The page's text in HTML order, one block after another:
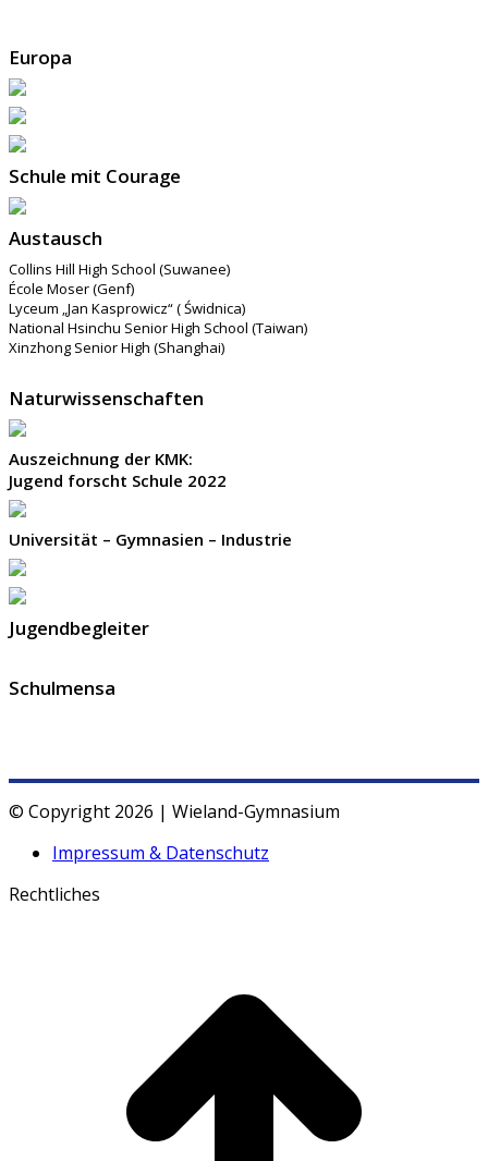
Europa
Schule mit Courage
Austausch
Collins Hill High School (Suwanee)
École Moser (Genf)
Lyceum „Jan Kasprowicz“ ( Świdnica)
National Hsinchu Senior High School (Taiwan)
Xinzhong Senior High (Shanghai)
Naturwissenschaften
Auszeichnung der KMK:
Jugend forscht Schule 2022
Universität – Gymnasien – Industrie
Jugendbegleiter
Schulmensa
© Copyright 2026 | Wieland-Gymnasium
Impressum & Datenschutz
Rechtliches